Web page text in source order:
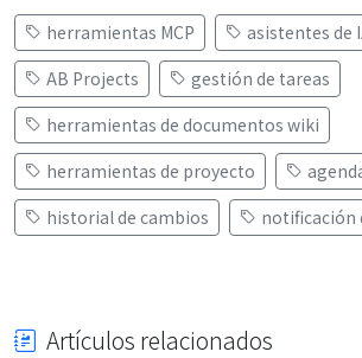
herramientas MCP
asistentes de
AB Projects
gestión de tareas
herramientas de documentos wiki
herramientas de proyecto
historial de cambios
notificación
Artículos relacionados